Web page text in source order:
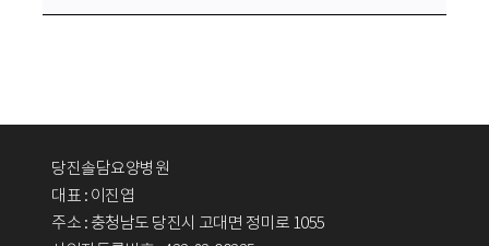
당진솔담요양병원
대표 : 이진엽
주소 : 충청남도 당진시 고대면 정미로 1055